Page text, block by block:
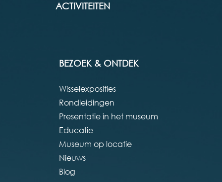
ACTIVITEITEN
BEZOEK & ONTDEK
Wisselexposities
Rondleidingen
Presentatie in het museum
Educatie
Museum op locatie
Nieuws
Blog